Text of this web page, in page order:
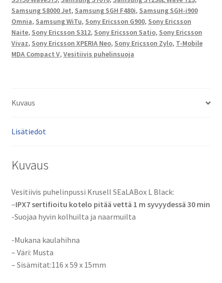
M8910
Pixon
12,
S3370,
S5230
S5750
S7070,
723,
Jet,
SGH
F480i,
i900
Omnia,
WiTu,
Samsung S8000 Jet, Samsung SGH F480i, Samsung SGH-i900
Omnia, Samsung WiTu, Sony Ericsson G900, Sony Ericsson
Naite, Sony Ericsson S312, Sony Ericsson Satio, Sony Ericsson
Vivaz, Sony Ericsson XPERIA Neo, Sony Ericsson Zylo, T-Mobile
MDA Compact V, Vesitiivis puhelinsuoja
Kuvaus
Lisätiedot
Kuvaus
Vesitiivis puhelinpussi Krusell SEaLABox L Black:
–IPX7 sertifioitu kotelo pitää vettä 1 m syvyydessä 30 min
-Suojaa hyvin kolhuilta ja naarmuilta
-Mukana kaulahihna
– Väri: Musta
– Sisämitat:116 x 59 x 15mm